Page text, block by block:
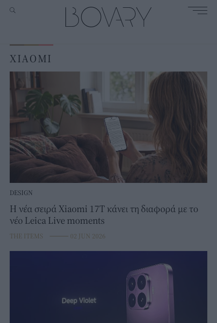
XIAOMI
DESIGN
Η νέα σειρά Xiaomi 17T κάνει τη διαφορά με τo
νέο Leica Live moments
THE ITEMS ⸻ 02 JUN 2026